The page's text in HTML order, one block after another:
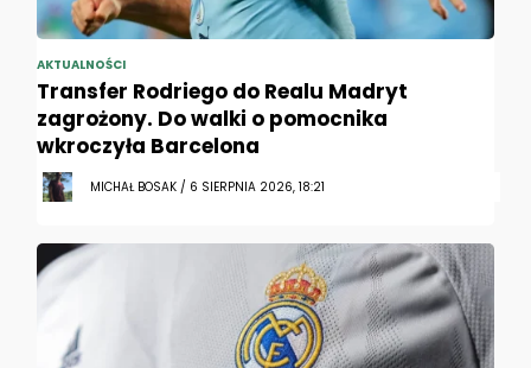
AKTUALNOŚCI
Transfer Rodriego do Realu Madryt
zagrożony. Do walki o pomocnika
wkroczyła Barcelona
MICHAŁ BOSAK / 6 SIERPNIA 2026, 18:21